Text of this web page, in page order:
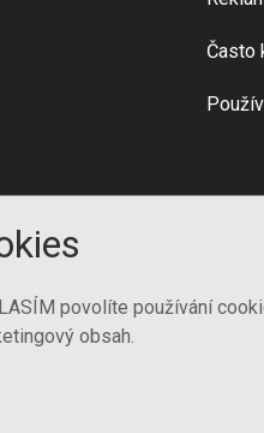
povolíte používání
obsah.
Často